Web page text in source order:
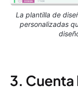
La plantilla de
personalizadas
3. Cuenta